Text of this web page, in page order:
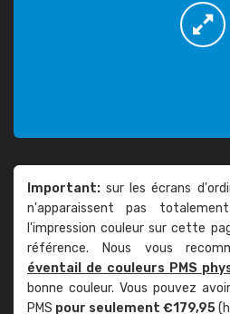
Important: sur les écrans
n'apparaissent pas
l'impression couleur sur cette
référence. Nous vous
éventail de couleurs PMS
bonne couleur. Vous pouvez
PMS pour seulement €179,95